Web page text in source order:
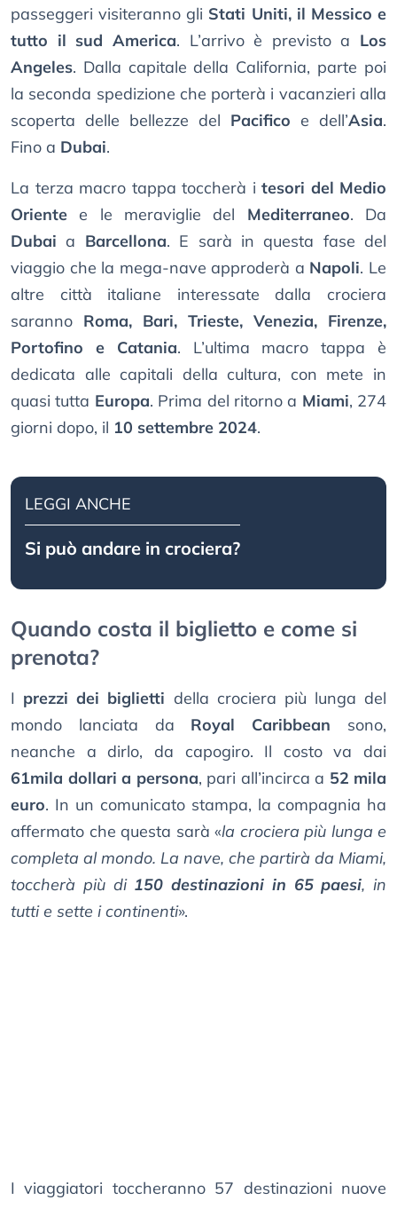
passeggeri visiteranno gli Stati Uniti, il Messico e
tutto il sud America. L’arrivo è previsto a Los
Angeles. Dalla capitale della California, parte poi
la seconda spedizione che porterà i vacanzieri alla
scoperta delle bellezze del Pacifico e dell’Asia.
Fino a Dubai.
La terza macro tappa toccherà i tesori del Medio
Oriente e le meraviglie del Mediterraneo. Da
Dubai a Barcellona. E sarà in questa fase del
viaggio che la mega-nave approderà a Napoli. Le
altre città italiane interessate dalla crociera
saranno Roma, Bari, Trieste, Venezia, Firenze,
Portofino e Catania. L’ultima macro tappa è
dedicata alle capitali della cultura, con mete in
quasi tutta Europa. Prima del ritorno a Miami, 274
giorni dopo, il 10 settembre 2024.
LEGGI ANCHE
Si può andare in crociera?
Quando costa il biglietto e come si
prenota?
I prezzi dei biglietti della crociera più lunga del
mondo lanciata da Royal Caribbean sono,
neanche a dirlo, da capogiro. Il costo va dai
61mila dollari a persona, pari all’incirca a 52 mila
euro. In un comunicato stampa, la compagnia ha
affermato che questa sarà «la crociera più lunga e
completa al mondo. La nave, che partirà da Miami,
toccherà più di 150 destinazioni in 65 paesi, in
tutti e sette i continenti».
I viaggiatori toccheranno 57 destinazioni nuove